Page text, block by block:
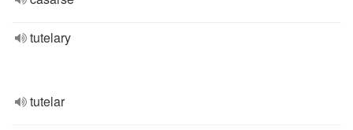
tutelary
tutelar